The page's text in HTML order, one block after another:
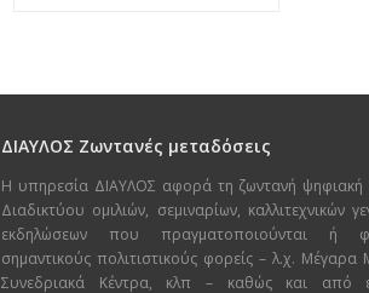
ΔΙΑΥΛΟΣ Ζωντανές μεταδόσεις
Η υπηρεσία ΔΙΑΥΛΟΣ αφορά τη ζωντανή
Διαδικτύου ομιλιών, σεμιναρίων, καλλιτεχνικών
εκδηλώσεων που πραγματοποιούνται ή
σημαντικούς πολιτιστικούς φορείς – λ.χ.
Συνεδριακά Κέντρα, κλπ – καθώς και από